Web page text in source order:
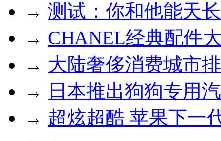
→ 测试：你和他能天
→ CHANEL经典配件
→ 大陆奢侈消费城市
→
日本推出狗狗专用
→ 超炫超酷 苹果下一